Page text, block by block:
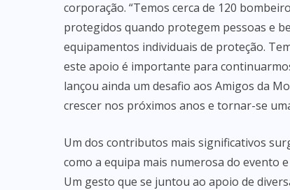
corporação. “Temos cerca de 120
protegidos quando protegem pessoas e
equipamentos individuais de proteção.
este apoio é importante para
lançou ainda um desafio aos Amigos da
crescer nos próximos anos e tornar-se
Um dos contributos mais significativos
como a equipa mais numerosa do evento
Um gesto que se juntou ao apoio de